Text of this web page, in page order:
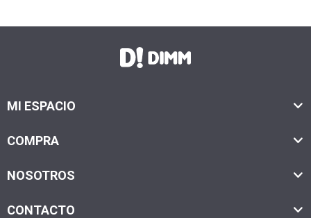
MI ESPACIO
COMPRA
NOSOTROS
CONTACTO